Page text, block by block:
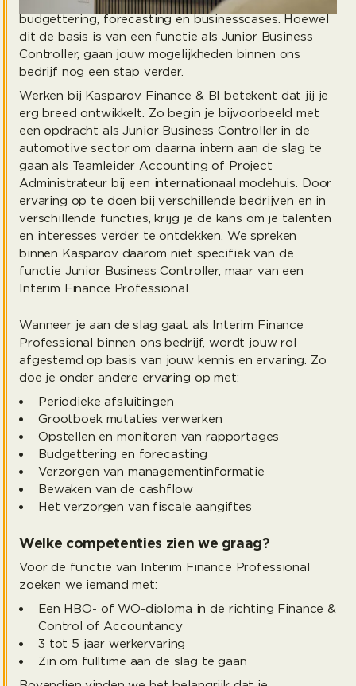
budgettering, forecasting en businesscases. Hoewel
dit de basis is van een functie als Junior Business
Controller, gaan jouw mogelijkheden binnen ons
bedrijf nog een stap verder.
Werken bij Kasparov Finance & BI betekent dat jij je
erg breed ontwikkelt. Zo begin je bijvoorbeeld met
een opdracht als Junior Business Controller in de
automotive sector om daarna intern aan de slag te
gaan als Teamleider Accounting of Project
Administrateur bij een internationaal modehuis. Door
ervaring op te doen bij verschillende bedrijven en in
verschillende functies, krijg je de kans om je talenten
en interesses verder te ontdekken. We spreken
binnen Kasparov daarom niet specifiek van de
functie Junior Business Controller, maar van een
Interim Finance Professional.
Wanneer je aan de slag gaat als Interim Finance
Professional binnen ons bedrijf, wordt jouw rol
afgestemd op basis van jouw kennis en ervaring. Zo
doe je onder andere ervaring op met:
Periodieke afsluitingen
Grootboek mutaties verwerken
Opstellen en monitoren van rapportages
Budgettering en forecasting
Verzorgen van managementinformatie
Bewaken van de cashflow
Het verzorgen van fiscale aangiftes
Welke competenties zien we graag?
Voor de functie van Interim Finance Professional
zoeken we iemand met:
Een HBO- of WO-diploma in de richting Finance &
Control of Accountancy
3 tot 5 jaar werkervaring
Zin om fulltime aan de slag te gaan